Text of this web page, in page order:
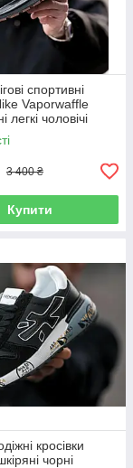
спортивні
Vaporwaffle
легкі чоловічі
найк вапор
3 400 ₴
Купити
кросівки
чорні